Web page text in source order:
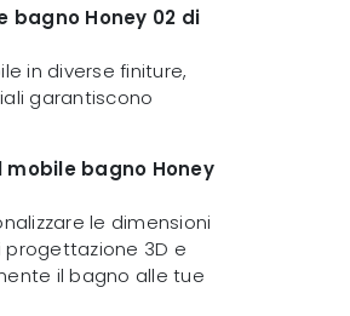
bagno Honey 02 di
in diverse finiture,
garantiscono
mobile bagno Honey
le dimensioni
progettazione 3D e
il bagno alle tue